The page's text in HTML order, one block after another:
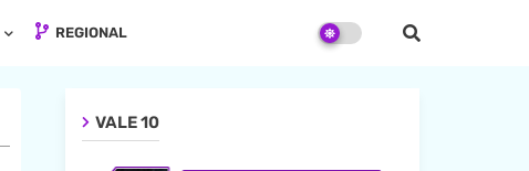
REGIONAL
VALE 10